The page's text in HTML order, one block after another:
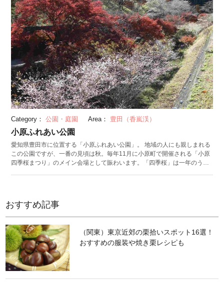
Category： 公園・庭園 Area： 豊田（香嵐渓）
小原ふれあい公園
愛知県豊田市に位置する「小原ふれあい公園」。 地域の人にも親しまれる
この公園ですが、一番の見頃は秋。毎年11月に小原町で開催される「小原
四季桜まつり」のメイン会場として賑わいます。「四季桜」は一年のうち2
られません。 お祭り期間にはステージショーが開催され、多くの露店が立
ち並びます。特産物の購入もできるため、買い物をしながらお花見・紅葉
狩りを楽しめます。併せて人気の周辺施設「和紙のふるさと」では、伝統
小原和紙の鑑賞や和紙漉き体験ができます。日本の文化に触れられるおす
すめスポットです。
おすすめ記事
（関東）東京近郊の栗拾いスポット16選！
おすすめの服装や焼き栗レシピも